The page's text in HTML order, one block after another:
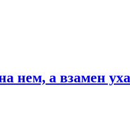
нем, а взамен